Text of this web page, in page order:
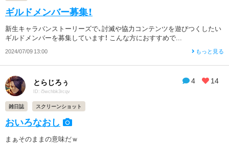
ギルドメンバー募集！
新生キャラバンストーリーズで、討滅や協力コンテンツを遊びつくしたい
ギルドメンバーを募集しています！ こんな方におすすめで...
2024/07/09 13:00 もっと見る
4 14
とらじろぅ
ID: i5wchbk3rcqv
雑日誌 スクリーンショット
おいろなおし
まぁそのままの意味だｗ